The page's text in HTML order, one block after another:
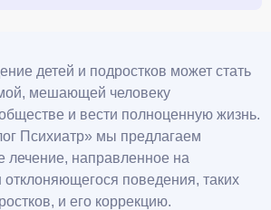
детей и подростков может стать
мешающей человеку
и вести полноценную жизнь.
Психиатр» мы предлагаем
лечение, направленное на
поведения, таких
и его коррекцию.